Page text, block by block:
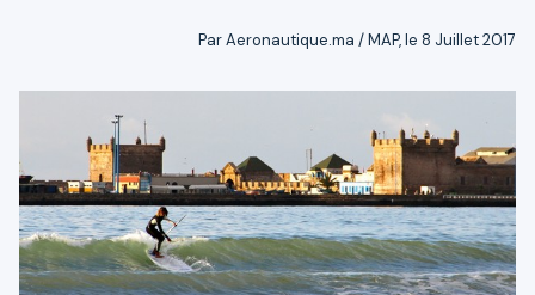
Par Aeronautique.ma / MAP, le 8 Juillet 2017